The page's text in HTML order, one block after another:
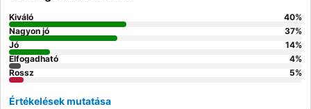
Kiváló 40%
Nagyon jó
37%
Jó
14%
Elfogadható
4%
Rossz
5%
Értékelések mutatása